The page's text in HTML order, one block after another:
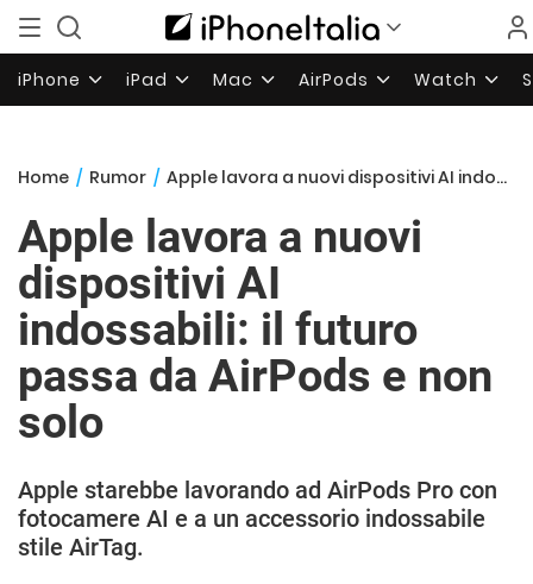
iPhone iPad Mac AirPods Watch
Home / Rumor / Apple lavora a nuovi dispositivi AI indossabili: il futuro passa da AirPods e non solo
Apple lavora a nuovi
dispositivi AI
indossabili: il futuro
passa da AirPods e non
solo
Apple starebbe lavorando ad AirPods Pro con
fotocamere AI e a un accessorio indossabile
stile AirTag.